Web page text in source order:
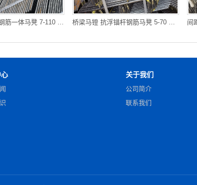
固定马镫 双层钢筋一体马凳 7-110 造型多样 运输便捷 贵阳库房发 桥梁马镫 抗浮锚杆钢筋马凳 5-70 承载量大 提高施工效率 垫江库
关于我们
公司简介
联系我们